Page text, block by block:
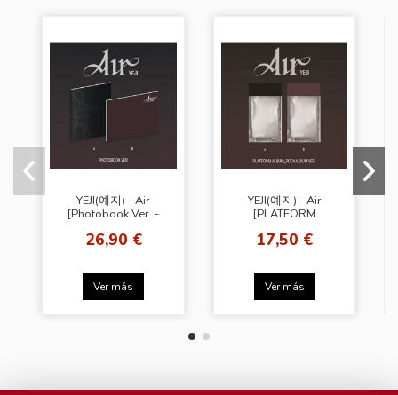
YEJI(예지) - Air
[Photobook Ver. -
26,90 €
Ver más
YEJI(예지) - Air
[PLATFORM
VER. - Random
17,50 €
Ver más